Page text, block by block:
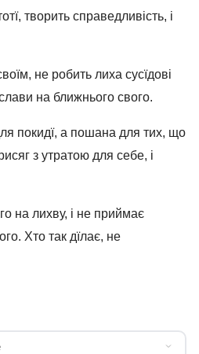
творить справедливість, і
не робить лиха сусїдові
на ближнього свого.
покидї, а пошана для тих, що
з утратою для себе, і
на лихву, і не приймає
Хто так дїлає, не